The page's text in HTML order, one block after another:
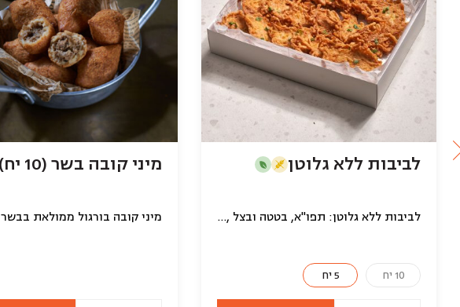
לביבות ללא גלוטן
לביבות ללא גלוטן: תפו"א, בטטה ובצל , קמח חומוס וקורונפלור
10 יח 5 יח
מיני קובה בשר (10 יח)
מיני קובה בורגול ממולאת בבשר